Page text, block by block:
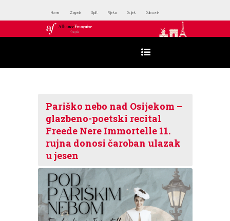
Home Zagreb Split Rijeka Osijek Dubrovnik
Pariško nebo nad Osijekom –
glazbeno-poetski recital
Freede Nere Immortelle 11.
rujna donosi čaroban ulazak
u jesen